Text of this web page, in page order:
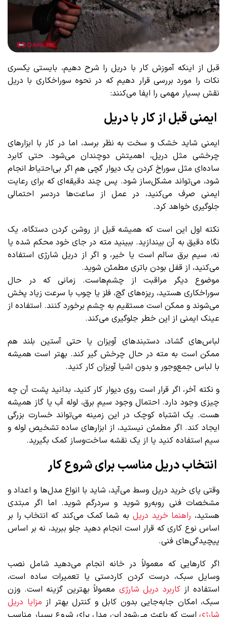
قبل از اینکه آموزش کار با دریل را شرح دهیم، بایستی یکسری
نکات را مورد بررسی قرار دهیم که در نحوه سوراخکاری با دریل
نقش بسیار مهمی را ایفا می‌کنند:
ایمنی قبل از کار با دریل
ایمنی شاید خشک و سخت به نظر برسد، اما در کار با ابزارهای
چرخشی مثل دریل، اهمیتش دوچندان می‌شود. حتی کابرد
ساده‌ای مثل سوراخ کردن یک دیوار گچی هم اگر بی‌احتیاط انجام
شود، می‌تواند مشکل‌ساز شود. پس چند دقیقه‌ای که برای رعایت
ایمنی صرف می‌کنید، در عمل از ساعت‌ها دردسر احتمالی
جلوگیری خواهد کرد.
نکته اول این است که همیشه قبل از روشن کردن دستگاه، یک
نگاه دقیق به آن بیندازید. ببینید مته در جای خود محکم شده یا
نه، سیم برق سالم است یا خیر، و اگر از دریل شارژی استفاده
می‌کنید، از قفل بودن باتری مطمئن شوید.
موضوع دیگر مراقبت از چشم‌هاست. زمانی که در حال
سوراخکاری هستید، ریزه‌های گچ، فلز یا چوب با سرعت زیاد پخش
می‌شوند و ممکن است مستقیم به چشم برخورد کنند. استفاده از
عینک ایمنی از این خطر جلوگیری می‌کند.
لباس‌های گشاد، دستبندهای آویزان یا حتی آستین بلند هم
ممکن است به مته در حال چرخش گیر کند. بهتر است همیشه
با لباس جمع‌وجور و بدون اشیا آویزان کار کنید.
و نکته آخر، اگر قرار است روی دیوار کار کنید، بدانید پشت آن چه
چیزی وجود دارد. احتمال وجود سیم برق، لوله آب یا گاز همیشه
هست. یک اشتباه کوچک در این زمینه می‌تواند خسارت بزرگی
ایجاد کند. اگر مطمئن نیستید، از ابزارهای ساده تشخیص لوله و
سیم استفاده کنید یا از یک نقشه ساخت‌وساز کمک بگیرید.
انتخاب دریل مناسب برای شروع کار
وقتی پای خرید دریل وسط می‌آید، شاید با انواع مدل‌ها و اعداد و
مشخصات فنی روبه‌رو شوید و سردرگم شوید. اما اگر مبتدی
هستید، راهنما خرید دریل به شما کمک می‌کند که انتخاب را بر
اساس نوع کاری که قرار است انجام دهید جلو ببرید، نه بر اساس
پیچیدگی‌های فنی.
اگر کارهایی که معمولاً در خانه انجام می‌دهید شامل نصب
وسایل سبک، درست کردن کاردستی یا تعمیرات ساده است،
استفاده ازکاربرد دریل شارژی معمولاً بهترین گزینه است. وزن
سبک، امکان جابه‌جایی بدون کابل و کنترل بهتر از مزایا دریل